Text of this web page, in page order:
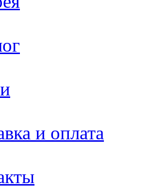
и оплата